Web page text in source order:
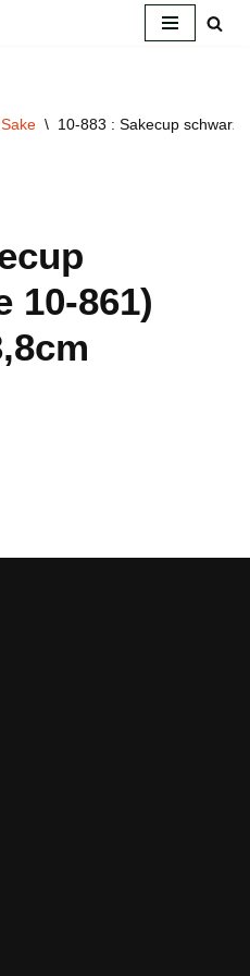
Sake \ 10-883 : Sakecup schwarz
10-861)